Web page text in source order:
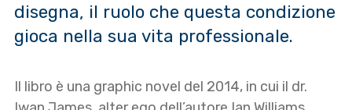
disegna, il ruolo che questa condizione
gioca nella sua vita professionale.
Il libro è una graphic novel del 2014, in cui il dr.